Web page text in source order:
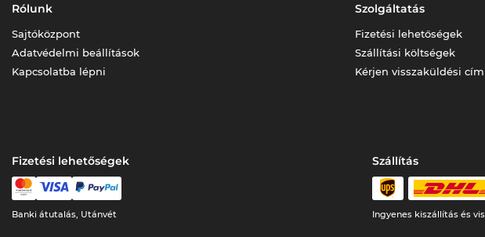
Rólunk
Sajtóközpont
Adatvédelmi beállítások
Kapcsolatba lépni
Szolgáltatás
Fizetési lehetőségek
Szállítási költségek
Kérjen visszaküldési
Fizetési lehetőségek
Banki átutalás, Utánvét
Szállítás
Ingyenes kiszállítás és